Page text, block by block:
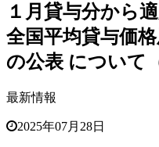
１月貸与分から
全国平均貸与価
の公表 について
最新情報
2025年07月28日